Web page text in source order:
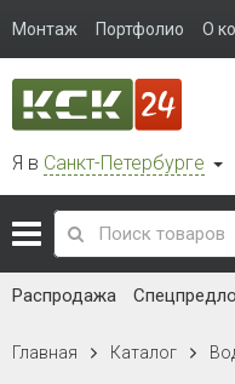
Монтаж Портфолио О
Я в Санкт-Петербурге
Распродажа
Главная Каталог